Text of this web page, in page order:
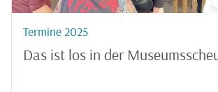
Termine 2025
Das ist los in der